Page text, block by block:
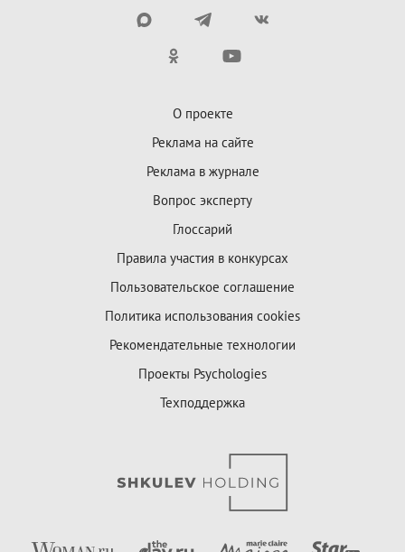
О проекте
Реклама на сайте
Реклама в журнале
Вопрос эксперту
Глоссарий
Правила участия в конкурсах
Пользовательское соглашение
Политика использования cookies
Рекомендательные технологии
Проекты Psychologies
Техподдержка